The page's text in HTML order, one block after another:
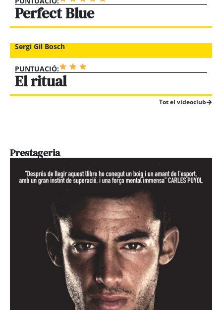
Perfect Blue
Sergi Gil Bosch
PUNTUACIÓ:
El ritual
Tot el videoclub
Prestageria